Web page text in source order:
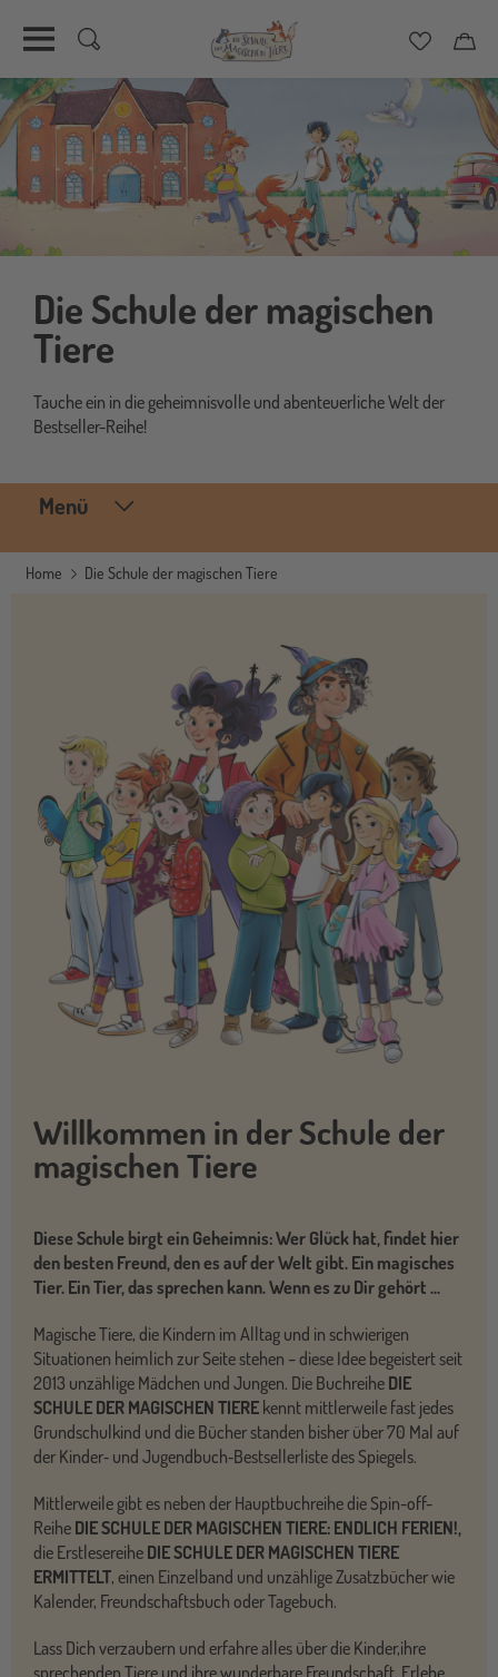
Direkt
zum
Inhalt
Die Schule der magischen
Tiere
Tauche ein in die geheimnisvolle und abenteuerliche Welt der
Bestseller-Reihe!
Menü
Home Die Schule der magischen Tiere
Willkommen in der Schule der
magischen Tiere
Diese Schule birgt ein Geheimnis: Wer Glück hat, findet hier
den besten Freund, den es auf der Welt gibt. Ein magisches
Tier. Ein Tier, das sprechen kann. Wenn es zu Dir gehört ...
Magische Tiere, die Kindern im Alltag und in schwierigen
Situationen heimlich zur Seite stehen – diese Idee begeistert seit
2013 unzählige Mädchen und Jungen. Die Buchreihe DIE
SCHULE DER MAGISCHEN TIERE kennt mittlerweile fast jedes
Grundschulkind und die Bücher standen bisher über 70 Mal auf
der Kinder‐ und Jugendbuch‐Bestsellerliste des Spiegels.
Mittlerweile gibt es neben der Hauptbuchreihe die Spin-off-
Reihe DIE SCHULE DER MAGISCHEN TIERE: ENDLICH FERIEN!,
die Erstlesereihe DIE SCHULE DER MAGISCHEN TIERE
ERMITTELT, einen Einzelband und unzählige Zusatzbücher wie
Kalender, Freundschaftsbuch oder Tagebuch.
Lass Dich verzaubern und erfahre alles über die Kinder,ihre
sprechenden Tiere und ihre wunderbare Freundschaft. Erlebe